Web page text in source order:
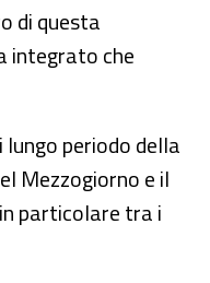
di questa
integrato che
periodo della
Mezzogiorno e il
particolare tra i